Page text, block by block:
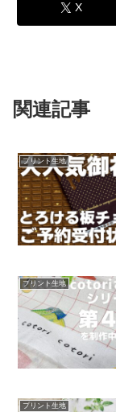
X
関連記事
プリント生地
プリント生地
プリント生地